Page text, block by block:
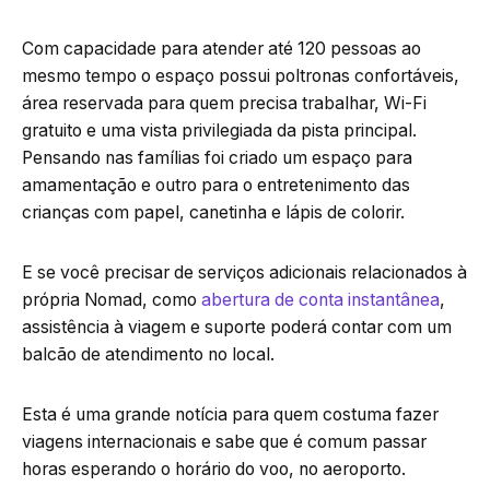
Com capacidade para atender até 120 pessoas ao
mesmo tempo o espaço possui poltronas confortáveis,
área reservada para quem precisa trabalhar, Wi-Fi
gratuito e uma vista privilegiada da pista principal.
Pensando nas famílias foi criado um espaço para
amamentação e outro para o entretenimento das
crianças com papel, canetinha e lápis de colorir.
E se você precisar de serviços adicionais relacionados à
própria Nomad, como abertura de conta instantânea,
assistência à viagem e suporte poderá contar com um
balcão de atendimento no local.
Esta é uma grande notícia para quem costuma fazer
viagens internacionais e sabe que é comum passar
horas esperando o horário do voo, no aeroporto.